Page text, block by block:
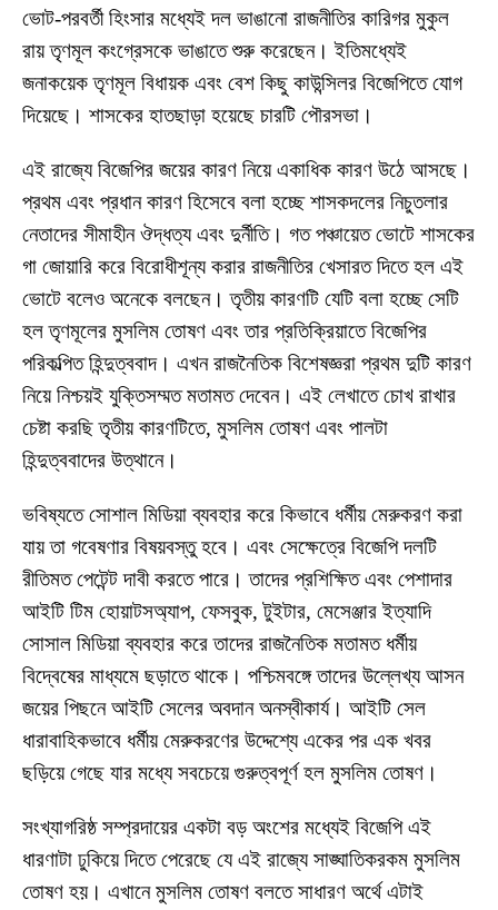
ভোট-পরবর্তী হিংসার মধ্যেই দল ভাঙানো রাজনীতির কারিগর মুকুল
রায় তৃণমূল কংগ্রেসকে ভাঙাতে শুরু করেছেন। ইতিমধ্যেই
জনাকয়েক তৃণমূল বিধায়ক এবং বেশ কিছু কাউন্সিলর বিজেপিতে যোগ
দিয়েছে। শাসকের হাতছাড়া হয়েছে চারটি পৌরসভা।
এই রাজ্যে বিজেপির জয়ের কারণ নিয়ে একাধিক কারণ উঠে আসছে।
প্রথম এবং প্রধান কারণ হিসেবে বলা হচ্ছে শাসকদলের নিচুতলার
নেতাদের সীমাহীন ঔদ্ধত্য এবং দুর্নীতি। গত পঞ্চায়েত ভোটে শাসকের
গা জোয়ারি করে বিরোধীশূন্য করার রাজনীতির খেসারত দিতে হল এই
ভোটে বলেও অনেকে বলছেন। তৃতীয় কারণটি যেটি বলা হচ্ছে সেটি
হল তৃণমূলের মুসলিম তোষণ এবং তার প্রতিক্রিয়াতে বিজেপির
পরিকল্পিত হিন্দুত্ববাদ। এখন রাজনৈতিক বিশেষজ্ঞরা প্রথম দুটি কারণ
নিয়ে নিশ্চয়ই যুক্তিসম্মত মতামত দেবেন। এই লেখাতে চোখ রাখার
চেষ্টা করছি তৃতীয় কারণটিতে, মুসলিম তোষণ এবং পালটা
হিন্দুত্ববাদের উত্থানে।
ভবিষ্যতে সোশাল মিডিয়া ব্যবহার করে কিভাবে ধর্মীয় মেরুকরণ করা
যায় তা গবেষণার বিষয়বস্তু হবে। এবং সেক্ষেত্রে বিজেপি দলটি
রীতিমত পেটেন্ট দাবী করতে পারে। তাদের প্রশিক্ষিত এবং পেশাদার
আইটি টিম হোয়াটসঅ্যাপ, ফেসবুক, টুইটার, মেসেঞ্জার ইত্যাদি
সোসাল মিডিয়া ব্যবহার করে তাদের রাজনৈতিক মতামত ধর্মীয়
বিদ্বেষের মাধ্যমে ছড়াতে থাকে। পশ্চিমবঙ্গে তাদের উল্লেখ্য আসন
জয়ের পিছনে আইটি সেলের অবদান অনস্বীকার্য। আইটি সেল
ধারাবাহিকভাবে ধর্মীয় মেরুকরণের উদ্দেশ্যে একের পর এক খবর
ছড়িয়ে গেছে যার মধ্যে সবচেয়ে গুরুত্বপূর্ণ হল মুসলিম তোষণ।
সংখ্যাগরিষ্ঠ সম্প্রদায়ের একটা বড় অংশের মধ্যেই বিজেপি এই
ধারণাটা ঢুকিয়ে দিতে পেরেছে যে এই রাজ্যে সাঙ্ঘাতিকরকম মুসলিম
তোষণ হয়। এখানে মুসলিম তোষণ বলতে সাধারণ অর্থে এটাই